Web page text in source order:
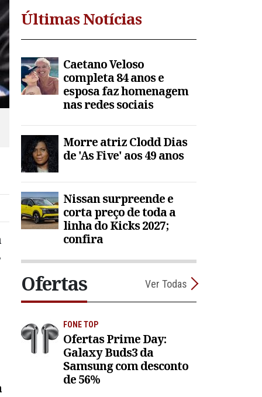
Últimas Notícias
Caetano Veloso
completa 84 anos e
esposa faz homenagem
nas redes sociais
Morre atriz Clodd Dias
de 'As Five' aos 49 anos
Nissan surpreende e
corta preço de toda a
linha do Kicks 2027;
confira
Ofertas Ver Todas
FONE TOP
Ofertas Prime Day:
Galaxy Buds3 da
Samsung com desconto
de 56%